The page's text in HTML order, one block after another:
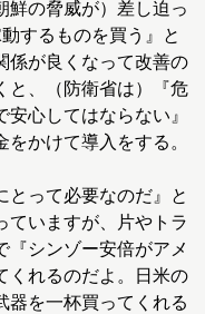
鮮の脅威が）差し迫っ
するものを買う』と
係が良くなって改善の
と、（防衛省は）『危
心してはならない』
かけて導入をする。
って必要なのだ』と
ていますが、片やトラ
『シンゾー安倍がアメ
くれるのだよ。日米の
器を一杯買ってくれる